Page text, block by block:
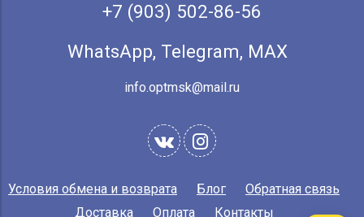
+7 (903) 502-86-56
WhatsApp, Telegram, МАХ
info.optmsk@mail.ru
Условия обмена и возврата Блог
Обратная связь
Доставка
Оплата Контакты